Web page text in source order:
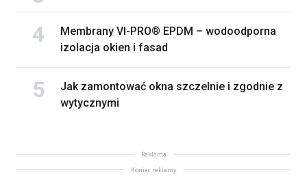
Membrany VI-PRO® EPDM – wodoodporna
izolacja okien i fasad
Jak zamontować okna szczelnie i zgodnie z
wytycznymi
Reklama
Koniec reklamy